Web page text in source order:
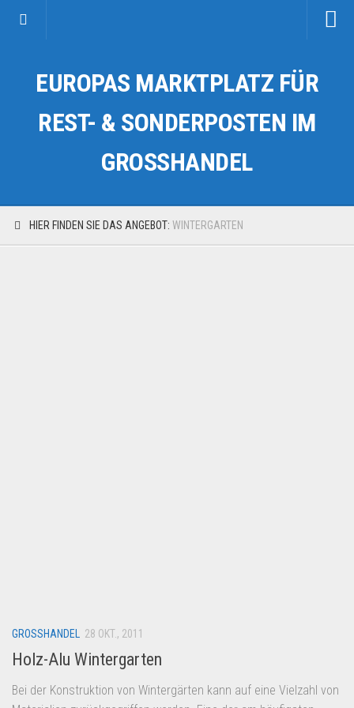
Kategorien
Auto & Motorrad
Fahrzeuge & Transport
eBay Restposten kaufen
Sonderposten-Angebote
Saison & Eventprodkte
EUROPAS MARKTPLATZ FÜR
REST- & SONDERPOSTEN IM
GROSSHANDEL
HIER FINDEN SIE DAS ANGEBOT: WINTERGARTEN
GROSSHANDEL 28 OKT., 2011
Holz-Alu Wintergarten
Bei der Konstruktion von Wintergärten kann auf eine Vielzahl von